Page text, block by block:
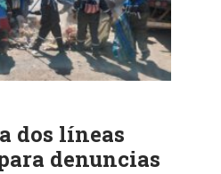
dos líneas
denuncias